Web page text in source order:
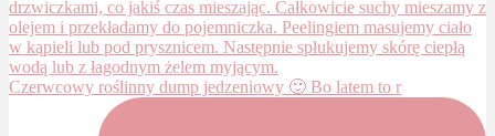
Czerwcowy roślinny dump jedzeniowy 🙂 Bo latem to r